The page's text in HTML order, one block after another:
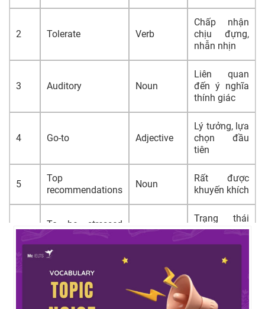
2 Tolerate Verb
Chấp nhận
chịu đựng,
nhẫn nhịn
3 Auditory Noun
Liên quan
đến ý nghĩa
thính giác
4 Go-to Adjective
Lý tưởng, lựa
chọn đầu
tiên
5
Top
recommendations
Noun
Rất được
khuyến khích
6
To be stressed
out
Adjective
Trạng thái
căng thẳng
tinh thần
To lull SO to sleep
nhàng